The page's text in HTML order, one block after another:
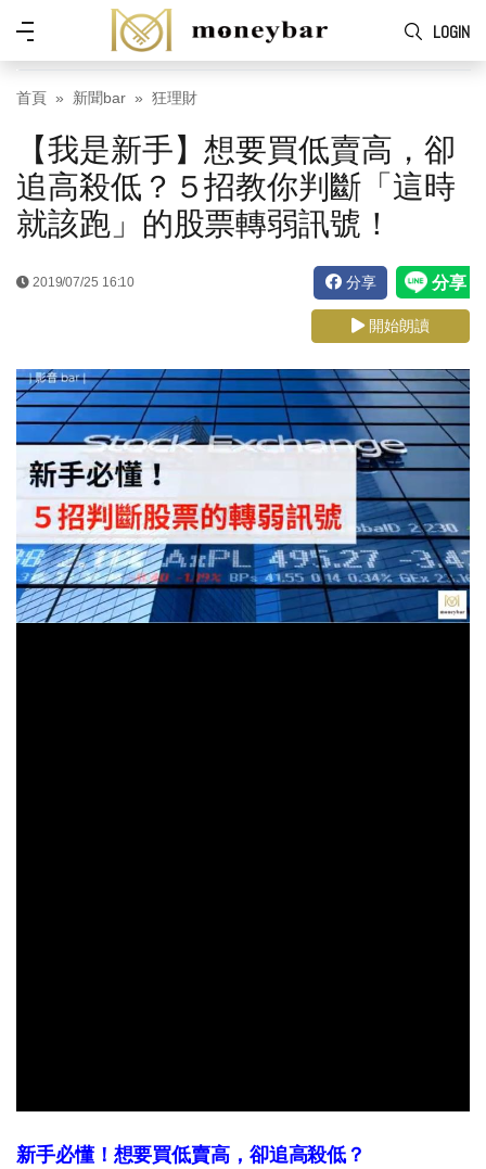
Skip to main content
LOGIN
功
能
表
首頁 新聞bar 狂理財
【我是新手】想要買低賣高，卻
追高殺低？５招教你判斷「這時
就該跑」的股票轉弱訊號！
2019/07/25 16:10 分享
開始朗讀
新手必懂！想要買低賣高，卻追高殺低？